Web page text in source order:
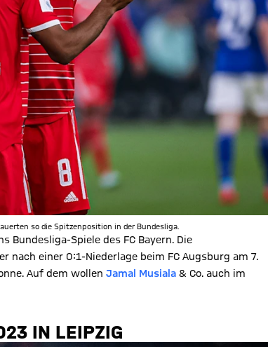
so die Spitzenposition in der Bundesliga.
Bundesliga-Spiele des FC Bayern. Die
nach einer 0:1-Niederlage beim FC Augsburg am 7.
Auf dem wollen Jamal Musiala & Co. auch im
IN LEIPZIG